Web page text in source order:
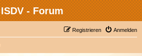
ISDV - Forum
Anmelden
Registrieren